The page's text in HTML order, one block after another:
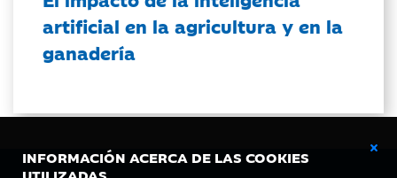
INFORMACIÓN ACERCA DE LAS COOKIES
artificial en la agricultura y en la
ganadería